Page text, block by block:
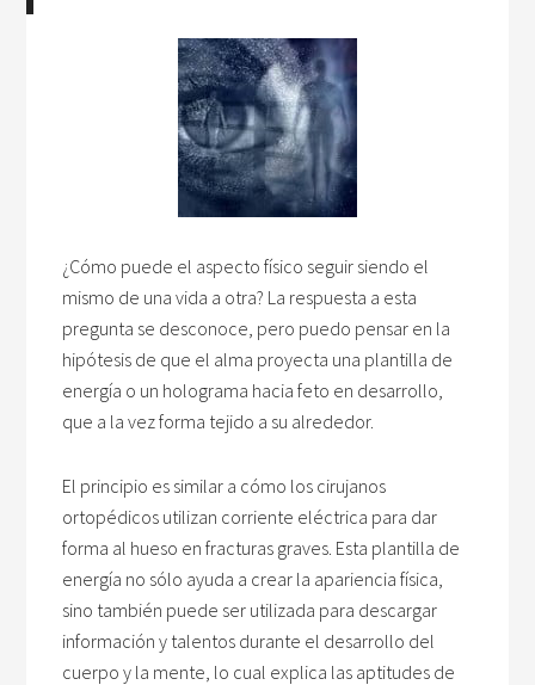
¿Cómo puede el aspecto físico seguir siendo el
mismo de una vida a otra? La respuesta a esta
pregunta se desconoce, pero puedo pensar en la
hipótesis de que el alma proyecta una plantilla de
energía o un holograma hacia feto en desarrollo,
que a la vez forma tejido a su alrededor.
El principio es similar a cómo los cirujanos
ortopédicos utilizan corriente eléctrica para dar
forma al hueso en fracturas graves. Esta plantilla de
energía no sólo ayuda a crear la apariencia física,
sino también puede ser utilizada para descargar
información y talentos durante el desarrollo del
cuerpo y la mente, lo cual explica las aptitudes de